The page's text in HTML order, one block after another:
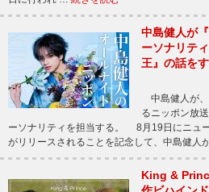
中島健人が
ーソナリテ
王』の話を
中島健人が
るニッポン放
ーソナリティを担当する。 8月19日にニュ
がリリースされることを記念して、中島健人
King &